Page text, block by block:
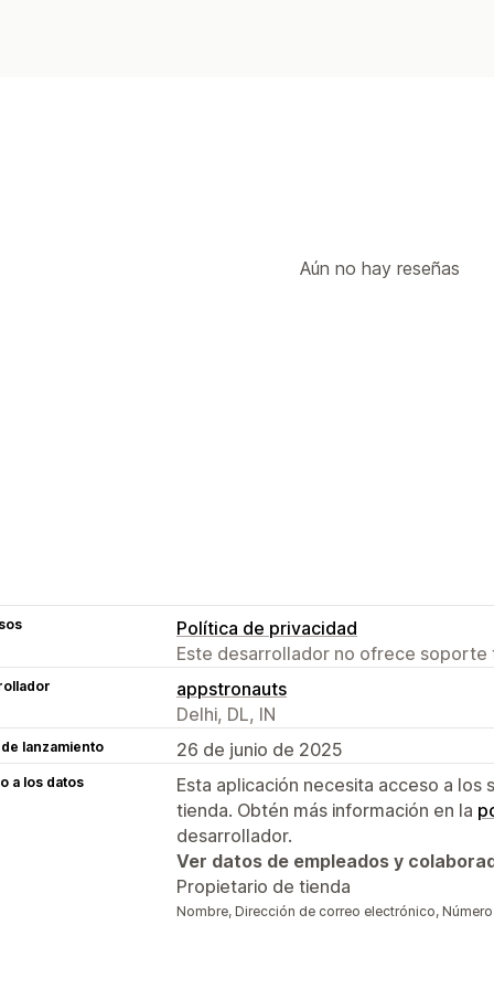
Aún no hay reseñas
Política de privacidad
Este desarrollador no ofrece soporte
appstronauts
Delhi, DL, IN
lanzamiento 26 de junio de 2025
a los datos
Esta aplicación necesita acceso a los
tienda. Obtén más información en la
desarrollador.
Ver datos de empleados y
Propietario de tienda
Nombre, Dirección de correo electrónico,